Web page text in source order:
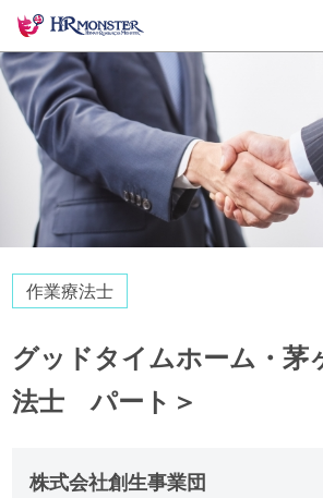
作業療法士
グッドタイムホーム・茅
法士 パート＞
株式会社創生事業団